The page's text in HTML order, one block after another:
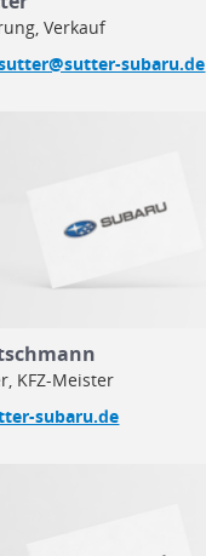
Verkauf
subaru.de
KFZ-Meister
subaru.de